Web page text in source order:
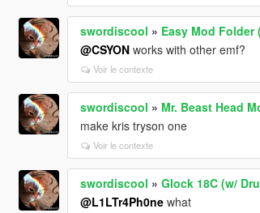
swordiscool » Easy Mod Folder
@CSYONworks with other emf?
Voir le contexte
swordiscool » Mr. Beast Head
make kris tryson one
Voir le contexte
swordiscool » Glock 18C (w/
@L1LTr4Ph0newhat